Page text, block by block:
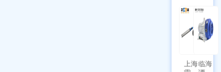
上海临海